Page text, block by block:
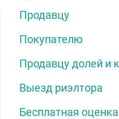
Продавцу
Покупателю
Продавцу долей и
Выезд риэлтора
Бесплатная оценка